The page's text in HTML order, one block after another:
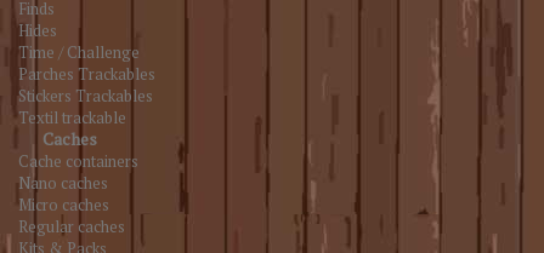
Finds
Hides
Time / Challenge
Parches Trackables
Stickers Trackables
Textil trackable
Caches
Cache containers
Nano caches
Micro caches
Regular caches
Kits & Packs